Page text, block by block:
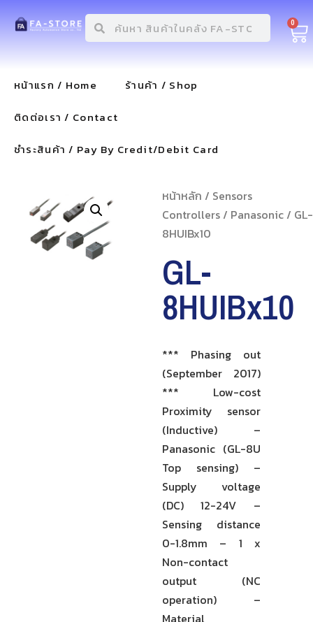
0
หน้าแรก / Home
ร้านค้า / Shop
ติดต่อเรา / Contact
ชำระสินค้า / Pay By Credit/Debit Card
หน้าหลัก / Sensors
Controllers/ Panasonic/ GL-
8HUIBx10
GL-
8HUIBx10
*** Phasing out
(September 2017)
*** Low-cost
Proximity sensor
(Inductive) –
Panasonic (GL-8U
Top sensing) –
Supply voltage
(DC) 12-24V –
Sensing distance
0-1.8mm – 1 x
Non-contact
output (NC
operation) –
Material